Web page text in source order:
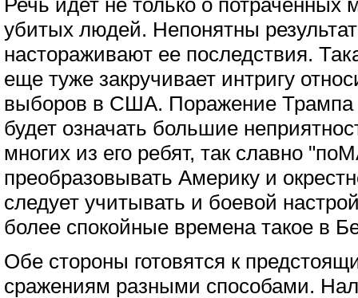
Речь идет не только о потраченных
убитых людей. Непонятны
настораживают ее последствия.
еще туже закручивает интригу
выборов в США. Поражение Трампа
будет означать большие
многих из его ребят, так славно
преобразовывать Америку и
следует учитывать и боевой
более спокойные времена такое в
Обе стороны готовятся к
сражениям разными способами.